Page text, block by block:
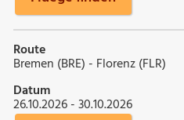
Route
Bremen (BRE) - Florenz (FLR)
Datum
26.10.2026 - 30.10.2026